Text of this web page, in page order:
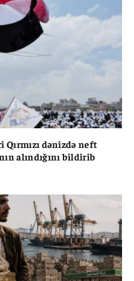
dənizdə neft
alındığını bildirib